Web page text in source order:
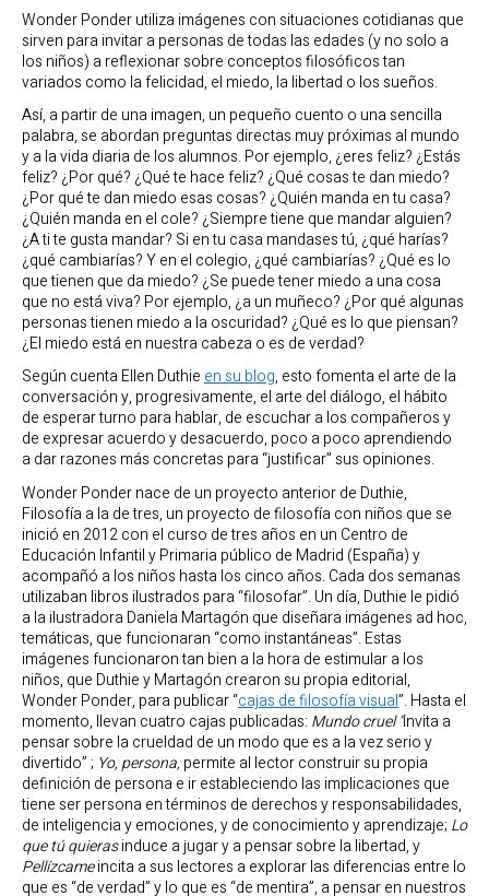
Wonder Ponder utiliza imágenes con situaciones cotidianas que
sirven para invitar a personas de todas las edades (y no solo a
los niños) a reflexionar sobre conceptos filosóficos tan
variados como la felicidad, el miedo, la libertad o los sueños.
Así, a partir de una imagen, un pequeño cuento o una sencilla
palabra, se abordan preguntas directas muy próximas al mundo
y a la vida diaria de los alumnos. Por ejemplo, ¿eres feliz? ¿Estás
feliz? ¿Por qué? ¿Qué te hace feliz? ¿Qué cosas te dan miedo?
¿Por qué te dan miedo esas cosas? ¿Quién manda en tu casa?
¿Quién manda en el cole? ¿Siempre tiene que mandar alguien?
¿A ti te gusta mandar? Si en tu casa mandases tú, ¿qué harías?
¿qué cambiarías? Y en el colegio, ¿qué cambiarías? ¿Qué es lo
que tienen que da miedo? ¿Se puede tener miedo a una cosa
que no está viva? Por ejemplo, ¿a un muñeco? ¿Por qué algunas
personas tienen miedo a la oscuridad? ¿Qué es lo que piensan?
¿El miedo está en nuestra cabeza o es de verdad?
Según cuenta Ellen Duthieen su blog, esto fomenta el arte de la
conversación y, progresivamente, el arte del diálogo, el hábito
de esperar turno para hablar, de escuchar a los compañeros y
de expresar acuerdo y desacuerdo, poco a poco aprendiendo
a dar razones más concretas para “justificar” sus opiniones.
Wonder Ponder nace de un proyecto anterior de Duthie,
Filosofía a la de tres, un proyecto de filosofía con niños que se
inició en 2012 con el curso de tres años en un Centro de
Educación Infantil y Primaria público de Madrid (España) y
acompañó a los niños hasta los cinco años. Cada dos semanas
utilizaban libros ilustrados para “filosofar”. Un día, Duthie le pidió
a la ilustradora Daniela Martagón que diseñara imágenes ad hoc,
temáticas, que funcionaran “como instantáneas”. Estas
imágenes funcionaron tan bien a la hora de estimular a los
niños, que Duthie y Martagón crearon su propia editorial,
Wonder Ponder, para publicar “cajas de filosofía visual”. Hasta el
momento, llevan cuatro cajas publicadas: Mundo cruel “invita a
pensar sobre la crueldad de un modo que es a la vez serio y
divertido” ; Yo, persona, permite al lector construir su propia
definición de persona e ir estableciendo las implicaciones que
tiene ser persona en términos de derechos y responsabilidades,
de inteligencia y emociones, y de conocimiento y aprendizaje; Lo
que tú quierasinduce a jugar y a pensar sobre la libertad, y
Pellízcameincita a sus lectores a explorar las diferencias entre lo
que es “de verdad” y lo que es “de mentira”, a pensar en nuestros